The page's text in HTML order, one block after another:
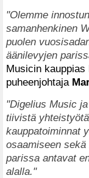
"Olemme
samanhenkinen
puolen
äänilevyjen
Musicin kauppias
puheenjohtaja
"Digelius Music
tiivistä
kauppatoiminnat
osaamiseen
parissa antavat
alalla."